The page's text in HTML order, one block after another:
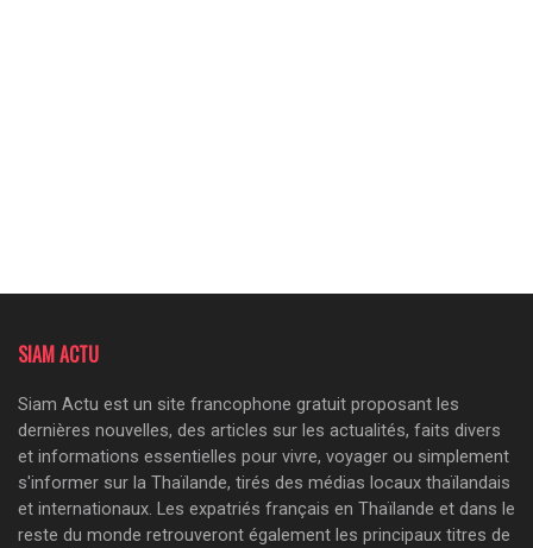
SIAM ACTU
Siam Actu est un site francophone gratuit proposant les
dernières nouvelles, des articles sur les actualités, faits divers
et informations essentielles pour vivre, voyager ou simplement
s'informer sur la Thaïlande, tirés des médias locaux thaïlandais
et internationaux. Les expatriés français en Thaïlande et dans le
reste du monde retrouveront également les principaux titres de